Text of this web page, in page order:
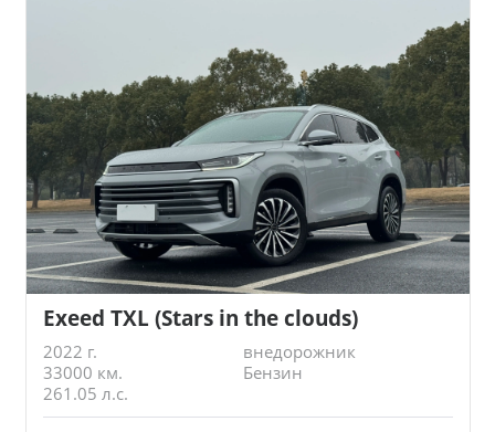
Exeed TXL (Stars in the clouds)
2022 г.
внедорожник
33000 км.
Бензин
261.05 л.с.